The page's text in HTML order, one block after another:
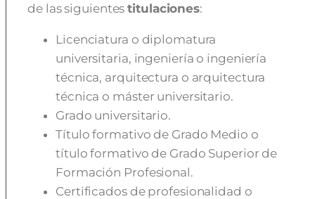
de las siguientestitulaciones:
Licenciatura o diplomatura
universitaria, ingeniería o ingeniería
técnica, arquitectura o arquitectura
técnica o máster universitario.
Grado universitario.
Título formativo de Grado Medio o
título formativo de Grado Superior de
Formación Profesional.
Certificados de profesionalidad o